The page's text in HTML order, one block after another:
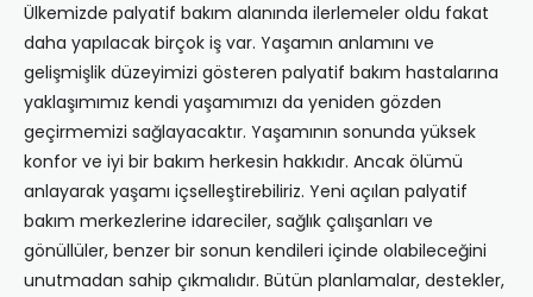
Ülkemizde palyatif bakım alanında ilerlemeler oldu fakat
daha yapılacak birçok iş var. Yaşamın anlamını ve
gelişmişlik düzeyimizi gösteren palyatif bakım hastalarına
yaklaşımımız kendi yaşamımızı da yeniden gözden
geçirmemizi sağlayacaktır. Yaşamının sonunda yüksek
konfor ve iyi bir bakım herkesin hakkıdır. Ancak ölümü
anlayarak yaşamı içselleştirebiliriz. Yeni açılan palyatif
bakım merkezlerine idareciler, sağlık çalışanları ve
gönüllüler, benzer bir sonun kendileri içinde olabileceğini
unutmadan sahip çıkmalıdır. Bütün planlamalar, destekler,